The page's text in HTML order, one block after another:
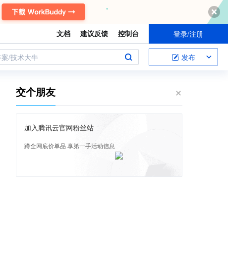
文档 建议反馈 控制台 登录/注册
/技术大牛 发布
交个朋友
加入腾讯云官网粉丝站
蹲全网底价单品 享第一手活动信息